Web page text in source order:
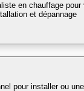
en chauffage pour
et dépannage
pour installer ou